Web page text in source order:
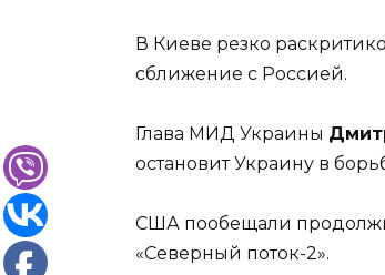
В Киеве резко
сближение с Россией.
Глава МИД Украины
остановит Украину в
США пообещали
«Северный поток-2».